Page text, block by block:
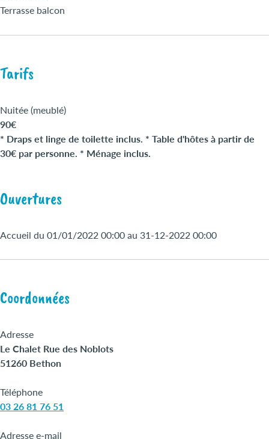
Terrasse balcon
Tarifs
Nuitée (meublé)
90€
* Draps et linge de toilette inclus. * Table d'hôtes à partir de
30€ par personne. * Ménage inclus.
Ouvertures
Accueil du 01/01/2022 00:00 au 31-12-2022 00:00
Coordonnées
Adresse
Le Chalet Rue des Noblots
51260 Bethon
Téléphone
03 26 81 76 51
Adresse e-mail